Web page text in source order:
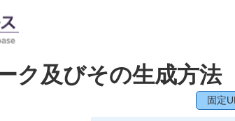
ク及びその生成方法
固定